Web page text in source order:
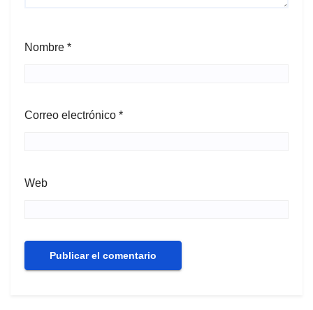
Nombre *
Correo electrónico *
Web